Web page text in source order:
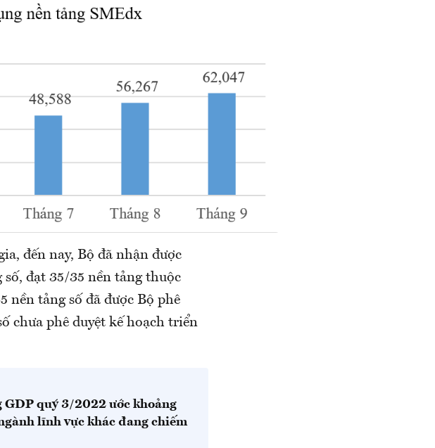
đến nay, Bộ đã nhận được
đạt 35/35 nền tảng thuộc
nền tảng số đã được Bộ phê
chưa phê duyệt kế hoạch triển
quý 3/2022 ước khoảng
lĩnh vực khác đang chiếm